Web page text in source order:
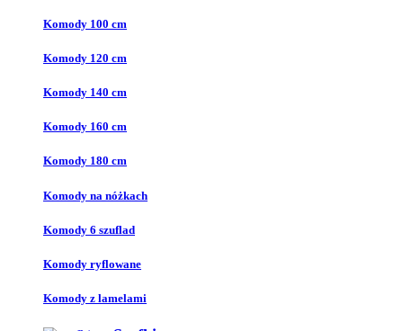
Komody 100 cm
Komody 120 cm
Komody 140 cm
Komody 160 cm
Komody 180 cm
Komody na nóżkach
Komody 6 szuflad
Komody ryflowane
Komody z lamelami